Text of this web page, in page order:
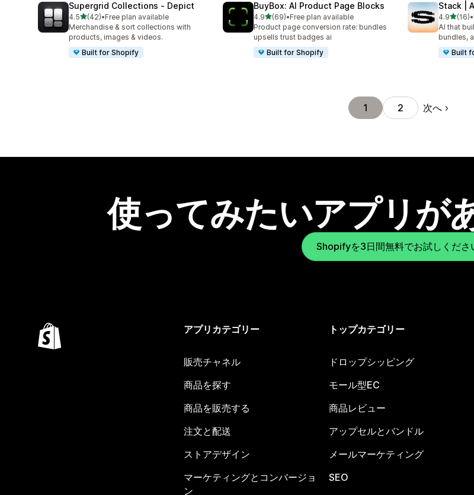
Supergrid Collections ‑ Depict
4.55つ星中
(42)
合計レビュー数：42件
•Free plan available
Merchandise & sort collections with
products, images & videos.
Built for Shopify
BuyBox: AI Product Page Blocks
4.95つ星中
(69)
合計レビュー数：69件
•Free plan available
Product page conversion rate: bundles
upsells trust badges ai
Built for Shopify
Stack |
4.95つ星
(16)
合計レビ •
AI that
bundles,
Built
1 2 次へ
使ってみたいアプリが
Shopifyを3日間無料でお試しくださ
アプリカテゴリー
販売チャネル
商品を探す
商品を販売する
注文と配送
ストアデザイン
マーケティングとコンバージョ
ン
トップカテゴリー
ドロップシッピング
モール型EC
商品レビュー
アップセルとバンドル
メールマーケティング
SEO